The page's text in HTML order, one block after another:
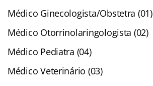
Médico Ginecologista/Obstetra (01)
Médico Otorrinolaringologista (02)
Médico Pediatra (04)
Médico Veterinário (03)